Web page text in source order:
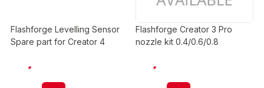
Flashforge Levelling Sensor
Spare part for Creator 4
Flashforge Creator 3 Pro
nozzle kit 0.4/0.6/0.8